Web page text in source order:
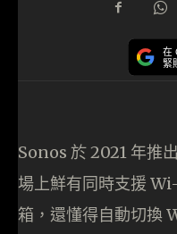
在
緊
Sonos 於 2021 年推
場上鮮有同時支援
箱，還懂得自動切換